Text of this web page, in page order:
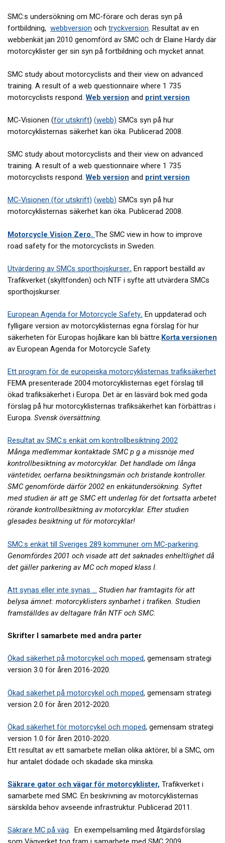
SMC:s undersökning om MC-förare och deras syn på
fortbildning, webbversion och tryckversion. Resultat av en
webbenkät jan 2010 genomförd av SMC och dr Elaine Hardy där
motorcyklister ger sin syn på fortbildning och mycket annat.
SMC study about motorcyclists and their view on advanced
training. A result of a web questionnaire where 1 735
motorcyclists respond.Web version and print version
MC-Visionen (för utskrift) (webb) SMCs syn på hur
motorcyklisternas säkerhet kan öka. Publicerad 2008.
SMC study about motorcyclists and their view on advanced
training. A result of a web questionnaire where 1 735
motorcyclists respond.Web version and print version
MC-Visionen (för utskrift) (webb) SMCs syn på hur
motorcyklisternas säkerhet kan öka. Publicerad 2008.
Motorcycle Vision Zero. The SMC view in how to improve
road safety for the motorcyclists in Sweden.
Utvärdering av SMCs sporthojskurser. En rapport beställd av
Trafikverket (skyltfonden) och NTF i syfte att utvärdera SMCs
sporthojskurser.
European Agenda for Motorcycle Safety. En uppdaterad och
fylligare version av motorcyklisternas egna förslag för hur
säkerheten för Europas hojåkare kan bli bättre.Korta versionen
av European Agenda for Motorcycle Safety.
Ett program för de europeiska motorcyklisternas trafiksäkerhet
FEMA presenterade 2004 motorcyklisternas eget förslag till
ökad trafiksäkerhet i Europa. Det är en läsvärd bok med goda
förslag på hur motorcyklisternas trafiksäkerhet kan förbättras i
Europa. Svensk översättning.
Resultat av SMC:s enkät om kontrollbesiktning 2002
Många medlemmar kontaktade SMC p g a missnöje med
kontrollbesiktning av motorcyklar. Det handlade om långa
väntetider, oerfarna besiktningsmän och bristande kontroller.
SMC genomförde därför 2002 en enkätundersökning. Syftet
med studien är att ge SMC ett underlag för det fortsatta arbetet
rörande kontrollbesiktning av motorcyklar. Efter studien
glesades besiktning ut för motorcyklar!
SMC:s enkät till Sveriges 289 kommuner om MC-parkering.
Genomfördes 2001 och visade att det saknades enheltlighet då
det gäller parkering av MC och moped klass I.
Att synas eller inte synas ... Studien har framtagits för att
belysa ämnet: motorcyklisters synbarhet i trafiken. Studien
framställdes av deltagare från NTF och SMC.
Skrifter I samarbete med andra parter
Ökad säkerhet på motorcykel och moped, gemensam strategi
version 3.0 för åren 2016-2020.
Ökad säkerhet på motorcykel och moped, gemensam strategi
version 2.0 för åren 2012-2020.
Ökad säkerhet för motorcykel och moped, gemensam strategi
version 1.0 för åren 2010-2020.
Ett resultat av ett samarbete mellan olika aktörer, bl a SMC, om
hur antalet dödade och skadade ska minska.
Säkrare gator och vägar för motorcyklister, Trafikverket i
samarbete med SMC. En beskrivning av motorcyklisternas
särskilda behov avseende infrastruktur. Publicerad 2011.
Säkrare MC på väg. En exempelsamling med åtgärdsförslag